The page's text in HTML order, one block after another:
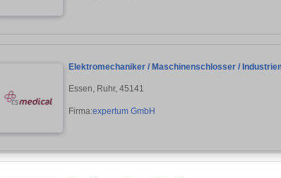
Elektromechaniker / Maschinenschlosser /
Essen, Ruhr, 45141
Firma:expertum GmbH